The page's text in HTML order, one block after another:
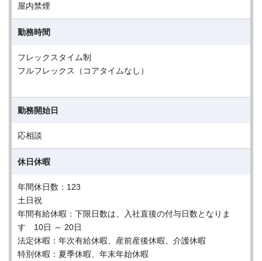
屋内禁煙
勤務時間
フレックスタイム制
フルフレックス（コアタイムなし）
勤務開始日
応相談
休日休暇
年間休日数：123
土日祝
年間有給休暇：下限日数は、入社直後の付与日数となりま
す 10日 ～ 20日
法定休暇：年次有給休暇、産前産後休暇、介護休暇
特別休暇：夏季休暇、年末年始休暇